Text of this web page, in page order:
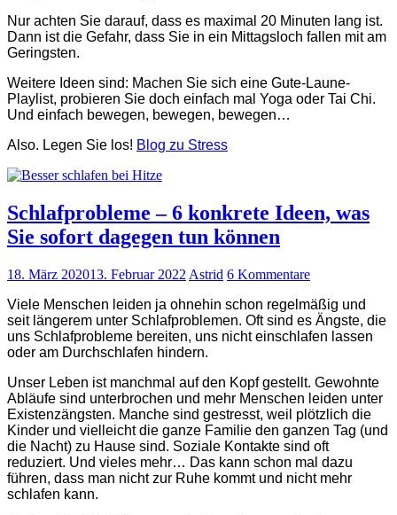
Nur achten Sie darauf, dass es maximal 20 Minuten lang ist.
Dann ist die Gefahr, dass Sie in ein Mittagsloch fallen mit am
Geringsten.
Weitere Ideen sind: Machen Sie sich eine Gute-Laune-
Playlist, probieren Sie doch einfach mal Yoga oder Tai Chi.
Und einfach bewegen, bewegen, bewegen…
Also. Legen Sie los! Blog zu Stress
Schlafprobleme – 6 konkrete Ideen, was
Sie sofort dagegen tun können
18. März 202013. Februar 2022 Astrid 6 Kommentare
Viele Menschen leiden ja ohnehin schon regelmäßig und
seit längerem unter Schlafproblemen. Oft sind es Ängste, die
uns Schlafprobleme bereiten, uns nicht einschlafen lassen
oder am Durchschlafen hindern.
Unser Leben ist manchmal auf den Kopf gestellt. Gewohnte
Abläufe sind unterbrochen und mehr Menschen leiden unter
Existenzängsten. Manche sind gestresst, weil plötzlich die
Kinder und vielleicht die ganze Familie den ganzen Tag (und
die Nacht) zu Hause sind. Soziale Kontakte sind oft
reduziert. Und vieles mehr… Das kann schon mal dazu
führen, dass man nicht zur Ruhe kommt und nicht mehr
schlafen kann.